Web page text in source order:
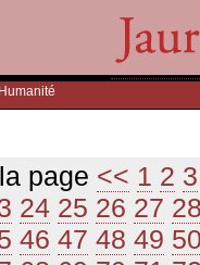
page << 1 2 3
24 25 26 27
46 47 48 49